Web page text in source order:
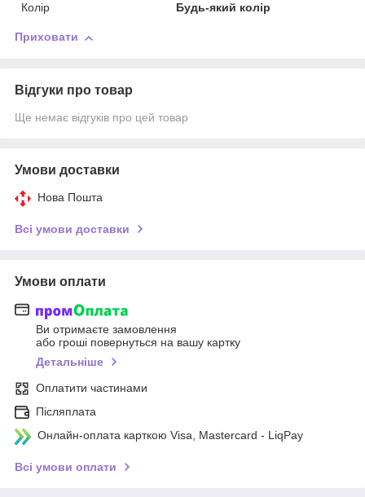
Колір
Будь-який колір
Приховати
Відгуки про товар
Ще немає відгуків про цей товар
Умови доставки
Нова Пошта
Всі умови доставки
Умови оплати
Ви отримаєте замовлення
або гроші повернуться на вашу картку
Детальніше
Оплатити частинами
Післяплата
Онлайн-оплата карткою Visa, Mastercard - LiqPay
Всі умови оплати